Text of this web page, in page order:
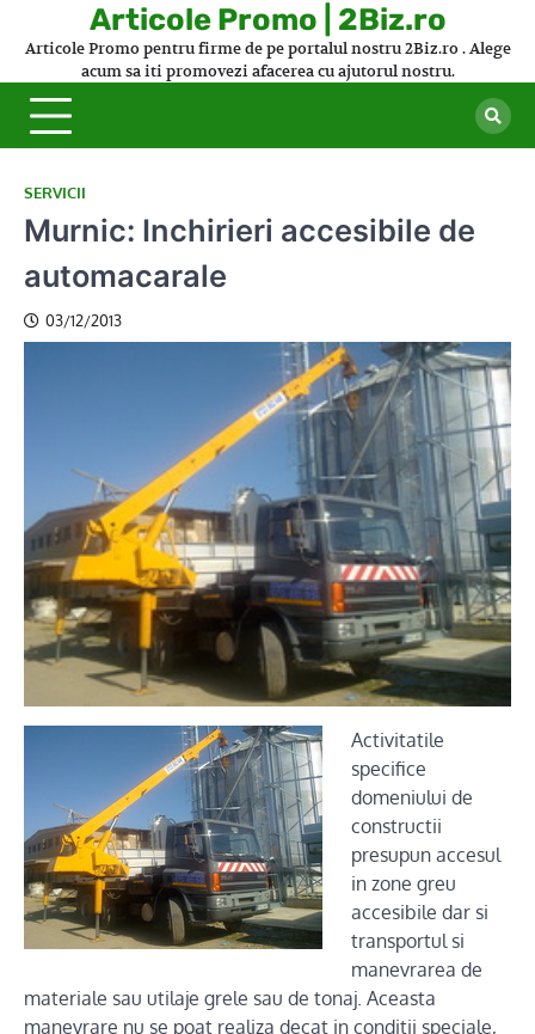
Articole Promo | 2Biz.ro
Articole Promo pentru firme de pe portalul nostru 2Biz.ro . Alege
acum sa iti promovezi afacerea cu ajutorul nostru.
SERVICII
Murnic: Inchirieri accesibile de
automacarale
03/12/2013
Activitatile
specifice
domeniului de
constructii
presupun accesul
in zone greu
accesibile dar si
transportul si
manevrarea de
materiale sau utilaje grele sau de tonaj. Aceasta
manevrare nu se poat realiza decat in conditii speciale,